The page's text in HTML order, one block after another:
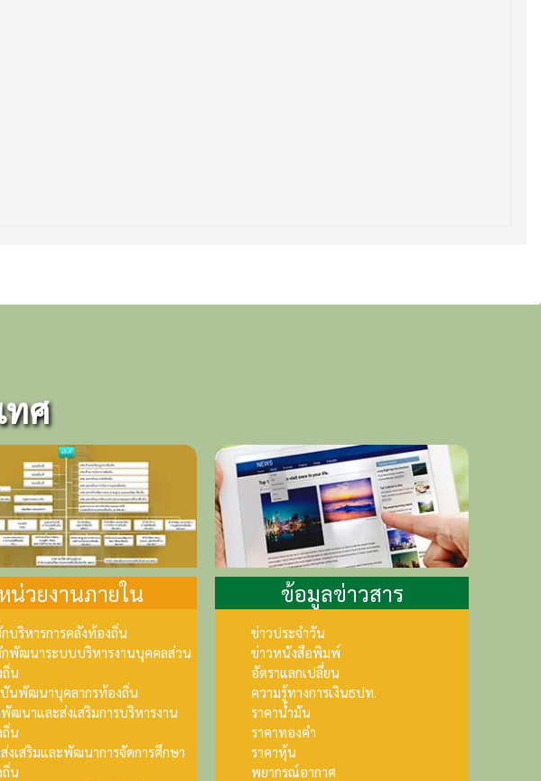
ทศ
น่วยงานภายใน
บริหารการคลังท้องถิ่น
พัฒนาระบบบริหารงานบุคคลส่วน
น
นพัฒนาบุคลากรท้องถิ่น
ฒนาและส่งเสริมการบริหารงาน
น
งเสริมและพัฒนาการจัดการศึกษา
น
ข้อมูลข่าวสาร
ข่าวประจำวัน
ข่าวหนังสือพิมพ์
อัตราแลกเปลี่ยน
ความรู้ทางการเงินธปท.
ราคาน้ำมัน
ราคาทองคำ
ราคาหุ้น
พยากรณ์อากาศ